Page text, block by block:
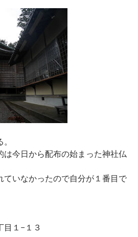
は今日から配布の始まった神社仏
ていなかったので自分が１番目で
目１−１３